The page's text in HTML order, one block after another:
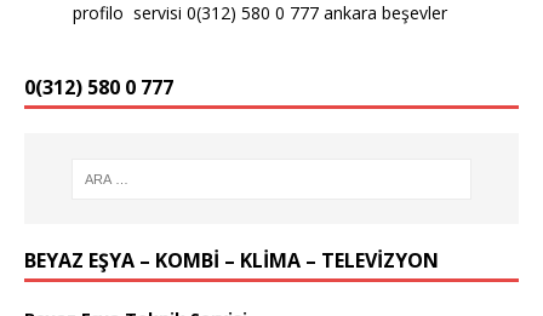
profilo servisi 0(312) 580 0 777 ankara beşevler
0(312) 580 0 777
BEYAZ EŞYA – KOMBİ – KLİMA – TELEVİZYON